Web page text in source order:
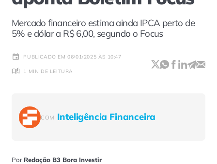
Mercado financeiro estima ainda IPCA perto de
5% e dólar a R$ 6,00, segundo o Focus
PUBLICADO EM 06/01/2025 ÀS 10:47
1 MIN DE LEITURA
COM Inteligência Financeira
Por Redação B3 Bora Investir